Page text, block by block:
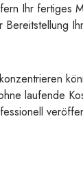
Ihr fertiges
laufende